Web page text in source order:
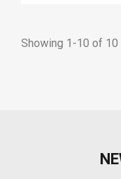
Showing 1-10 of 10